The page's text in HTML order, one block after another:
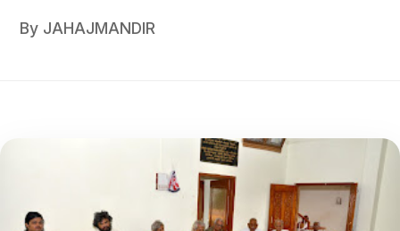
By JAHAJMANDIR